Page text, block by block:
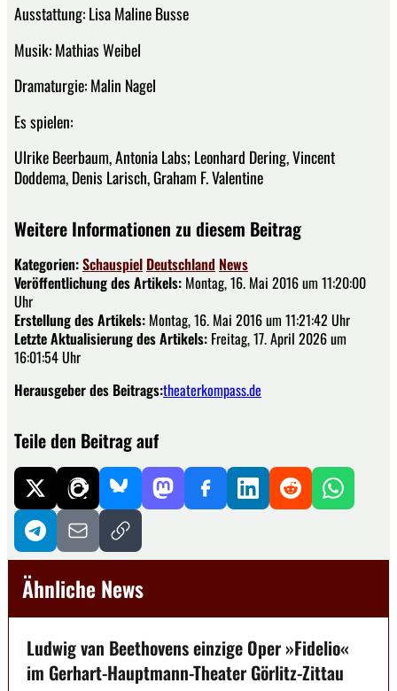
Ausstattung: Lisa Maline Busse
Musik: Mathias Weibel
Dramaturgie: Malin Nagel
Es spielen:
Ulrike Beerbaum, Antonia Labs; Leonhard Dering, Vincent
Doddema, Denis Larisch, Graham F. Valentine
Weitere Informationen zu diesem Beitrag
Kategorien:Schauspiel Deutschland News
Veröffentlichung des Artikels: Montag, 16. Mai 2016 um 11:20:00
Uhr
Erstellung des Artikels: Montag, 16. Mai 2016 um 11:21:42 Uhr
Letzte Aktualisierung des Artikels: Freitag, 17. April 2026 um
16:01:54 Uhr
Herausgeber des Beitrags:theaterkompass.de
Teile den Beitrag auf
Ähnliche News
Ludwig van Beethovens einzige Oper »Fidelio«
im Gerhart-Hauptmann-Theater Görlitz-Zittau